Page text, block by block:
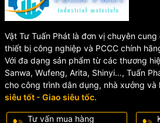
Vật Tư Tuấn Phát là đơn vị chuyên
thiết bị công nghiệp và PCCC chính
Với đa dạng sản phẩm từ các thương
Sanwa, Wufeng, Arita, Shinyi…, Tuấn
cho công trình dân dụng, nhà xưởng và
siêu tốt - Giao siêu tốc.
Tư vấn mua hàng